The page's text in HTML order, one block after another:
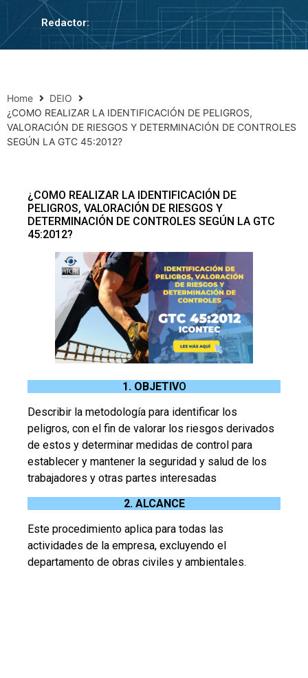
Redactor:
Home
DEIO
¿COMO REALIZAR LA IDENTIFICACIÓN DE PELIGROS,
VALORACIÓN DE RIESGOS Y DETERMINACIÓN DE CONTROLES
SEGÚN LA GTC 45:2012?
¿COMO REALIZAR LA IDENTIFICACIÓN DE
PELIGROS, VALORACIÓN DE RIESGOS Y
DETERMINACIÓN DE CONTROLES SEGÚN LA GTC
45:2012?
1. OBJETIVO
Describir la metodología para identificar los
peligros, con el fin de valorar los riesgos derivados
de estos y determinar medidas de control para
establecer y mantener la seguridad y salud de los
trabajadores y otras partes interesadas
2. ALCANCE
Este procedimiento aplica para todas las
actividades de la empresa, excluyendo el
departamento de obras civiles y ambientales.